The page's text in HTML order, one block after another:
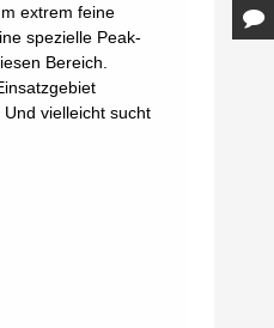
extrem feine
spezielle Peak-
Bereich.
vielleicht sucht